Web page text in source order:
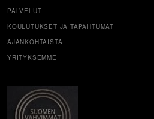
PALVELUT
KOULUTUKSET JA TAPAHTUMAT
AJANKOHTAISTA
YRITYKSEMME